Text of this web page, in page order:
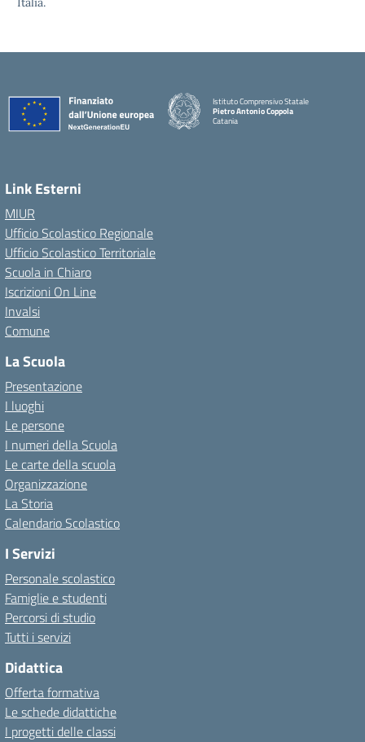
Istituto Comprensivo Statale
Pietro Antonio Coppola
Catania
Link Esterni
MIUR
Ufficio Scolastico Regionale
Ufficio Scolastico Territoriale
Scuola in Chiaro
Iscrizioni On Line
Invalsi
Comune
La Scuola
Presentazione
I luoghi
Le persone
I numeri della Scuola
Le carte della scuola
Organizzazione
La Storia
Calendario Scolastico
I Servizi
Personale scolastico
Famiglie e studenti
Percorsi di studio
Tutti i servizi
Didattica
Offerta formativa
Le schede didattiche
I progetti delle classi